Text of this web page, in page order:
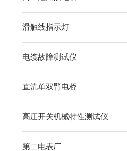
滑触线指示灯
电缆故障测试仪
直流单双臂电桥
高压开关机械特性测试仪
第二电表厂